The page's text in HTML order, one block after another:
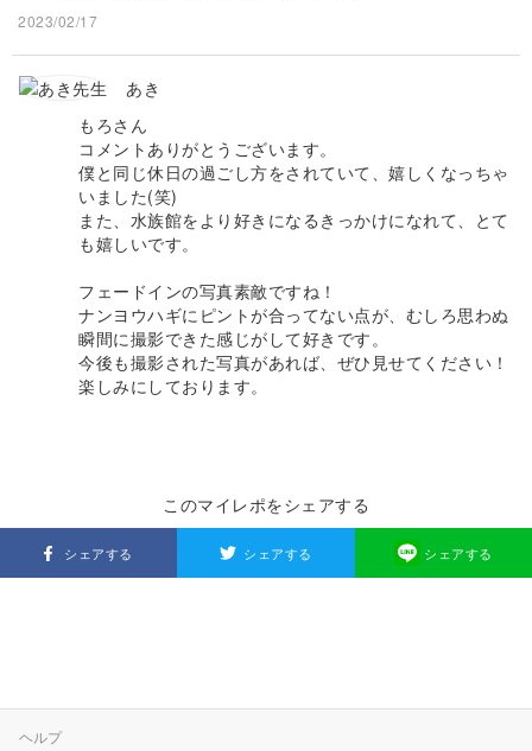
2023/02/17
あき
もろさん
コメントありがとうございます。
僕と同じ休日の過ごし方をされていて、嬉しくなっちゃ
いました(笑)
また、水族館をより好きになるきっかけになれて、とて
も嬉しいです。
フェードインの写真素敵ですね！
ナンヨウハギにピントが合ってない点が、むしろ思わぬ
瞬間に撮影できた感じがして好きです。
今後も撮影された写真があれば、ぜひ見せてください！
楽しみにしております。
このマイレポをシェアする
シェアする シェアする シェアする
ヘルプ